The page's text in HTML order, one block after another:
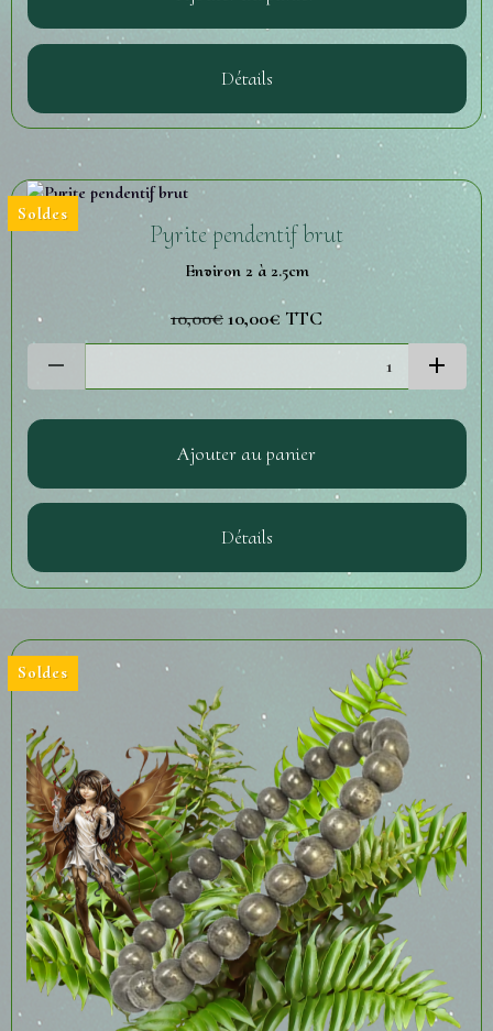
Détails
Soldes
Pyrite pendentif brut
Environ 2 à 2.5cm
10,00€10,00€ TTC
Ajouter au panier
Détails
Soldes